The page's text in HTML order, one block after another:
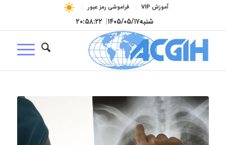
آموزش VIP فراموشی رمز عبور
شنبه۱۴۰۵/۰۵/۱۷| ۲۰:۵۸:۲۳